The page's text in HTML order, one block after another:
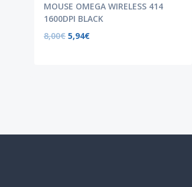
MOUSE OMEGA WIRELESS 414
1600DPI BLACK
8,00€ 5,94€